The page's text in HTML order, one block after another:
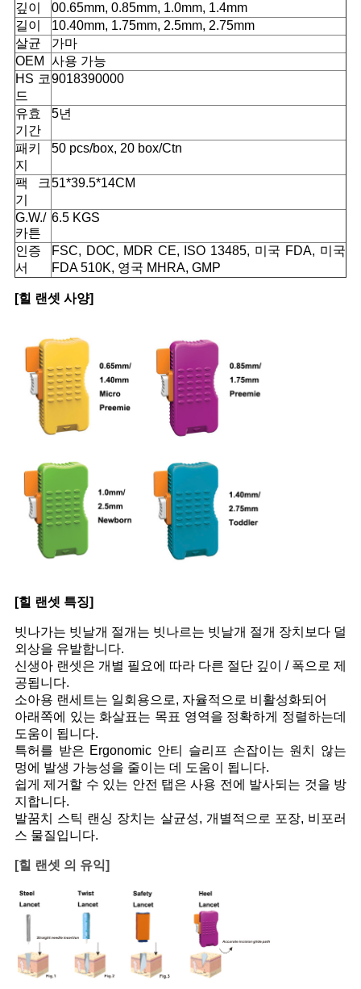
사
이
트
맵
PRIVACY
POLICY
깊이
00.65mm, 0.85mm, 1.0mm, 1.4mm
길이
10.40mm, 1.75mm, 2.5mm, 2.75mm
살균
가마
OEM
사용 가능
HS 코
드
9018390000
유효
기간
5년
패키
지
50 pcs/box, 20 box/Ctn
팩 크
기
51*39.5*14CM
G.W./
카튼
6.5 KGS
인증
서
FSC, DOC, MDR CE, ISO 13485, 미국 FDA, 미국
FDA 510K, 영국 MHRA, GMP
[힐 랜셋 사양]
[힐 랜셋 특징]
빗나가는 빗날개 절개는 빗나르는 빗날개 절개 장치보다 덜
외상을 유발합니다.
신생아 랜셋은 개별 필요에 따라 다른 절단 깊이 / 폭으로 제
공됩니다.
소아용 랜세트는 일회용으로, 자율적으로 비활성화되어
아래쪽에 있는 화살표는 목표 영역을 정확하게 정렬하는데
도움이 됩니다.
특허를 받은 Ergonomic 안티 슬리프 손잡이는 원치 않는
멍에 발생 가능성을 줄이는 데 도움이 됩니다.
쉽게 제거할 수 있는 안전 탭은 사용 전에 발사되는 것을 방
지합니다.
발꿈치 스틱 랜싱 장치는 살균성, 개별적으로 포장, 비포러
스 물질입니다.
[힐 랜셋 의 유익]